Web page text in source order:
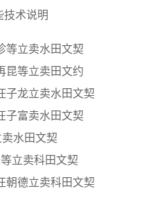
技术说明
等立卖水田文契
昆等立卖田文约
子龙立卖水田文契
子富卖水田文契
水田文契
立卖科田文契
朝德立卖科田文契